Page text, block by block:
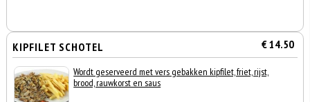
KIPFILET SCHOTEL € 14.50
Wordt geserveerd met vers gebakken kipfilet, friet, rijst,
brood, rauwkorst en saus